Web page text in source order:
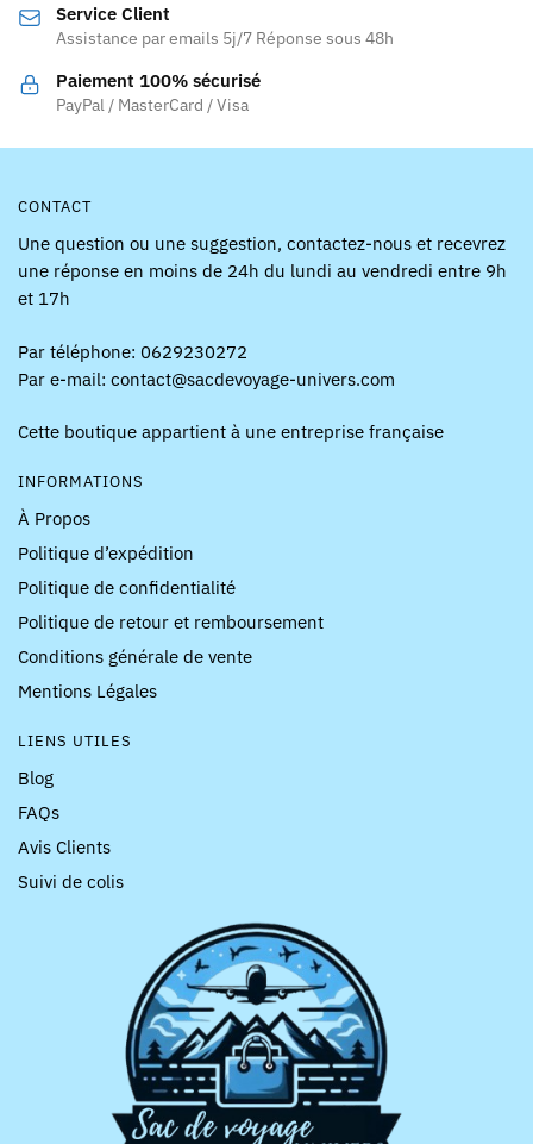
Service Client
Assistance par emails 5j/7 Réponse sous 48h
Paiement 100% sécurisé
PayPal / MasterCard / Visa
CONTACT
Une question ou une suggestion, contactez-nous et recevrez
une réponse en moins de 24h du lundi au vendredi entre 9h
et 17h
Par téléphone: 0629230272
Par e-mail: contact@sacdevoyage-univers.com
Cette boutique appartient à une entreprise française
INFORMATIONS
À Propos
Politique d’expédition
Politique de confidentialité
Politique de retour et remboursement
Conditions générale de vente
Mentions Légales
LIENS UTILES
Blog
FAQs
Avis Clients
Suivi de colis